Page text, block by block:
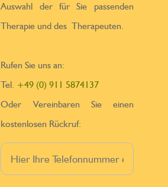
Auswahl der für Sie passenden
Therapie und des Therapeuten.
Rufen Sie uns an:
Tel. +49 (0) 911 5874137
Oder Vereinbaren Sie einen
kostenlosen Rückruf: